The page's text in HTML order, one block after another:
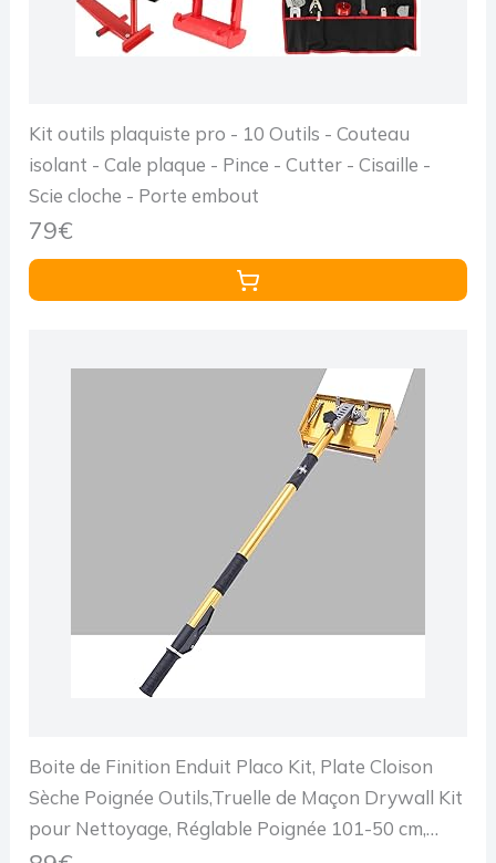
Kit outils plaquiste pro - 10 Outils - Couteau
isolant - Cale plaque - Pince - Cutter - Cisaille -
Scie cloche - Porte embout
79€
Boite de Finition Enduit Placo Kit, Plate Cloison
Sèche Poignée Outils,Truelle de Maçon Drywall Kit
pour Nettoyage, Réglable Poignée 101-50 cm,